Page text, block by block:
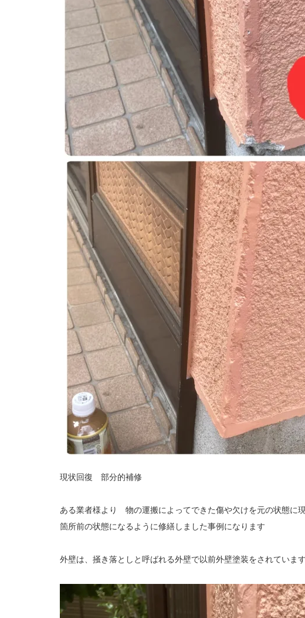
現状回復 部分的補修
ある業者様より 物の運搬によってできた傷や欠けを元の状態
箇所前の状態になるように修繕しました事例になります
外壁は、掻き落としと呼ばれる外壁で以前外壁塗装をされていま